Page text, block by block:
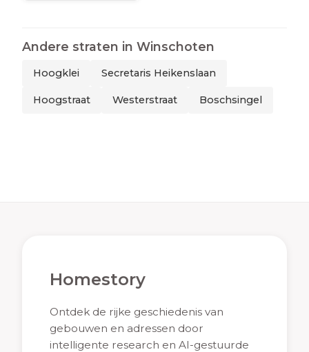
Andere straten in Winschoten
Hoogklei Secretaris Heikenslaan
Hoogstraat Westerstraat Boschsingel
Homestory
Ontdek de rijke geschiedenis van
gebouwen en adressen door
intelligente research en AI-gestuurde